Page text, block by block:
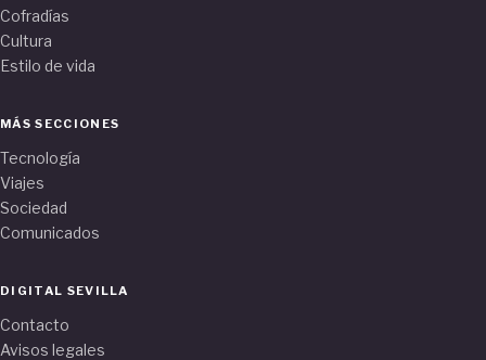
Cofradías
Cultura
Estilo de vida
MÁS SECCIONES
Tecnología
Viajes
Sociedad
Comunicados
DIGITAL SEVILLA
Contacto
Avisos legales